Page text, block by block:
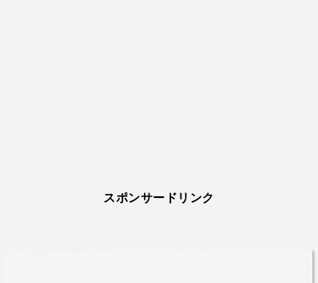
スポンサードリンク